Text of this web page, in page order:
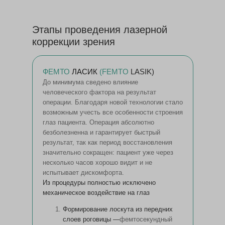
Этапы проведения лазерной
коррекции зрения
ФЕМТО ЛАСИК (FEMTO LASIK)
До минимума сведено влияние
человеческого фактора на результат
операции. Благодаря новой технологии стало
возможным учесть все особенности строения
глаз пациента. Операция абсолютно
безболезненна и гарантирует быстрый
результат, так как период восстановления
значительно сокращен: пациент уже через
несколько часов хорошо видит и не
испытывает дискомфорта.
Из процедуры полностью исключено
механическое воздействие на глаз
Формирование лоскута из передних
слоев роговицы —фемтосекундный